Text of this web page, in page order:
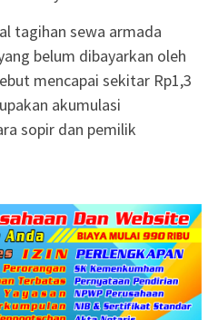
tagihan sewa armada
belum dibayarkan oleh
mencapai sekitar Rp1,3
akumulasi
sopir dan pemilik